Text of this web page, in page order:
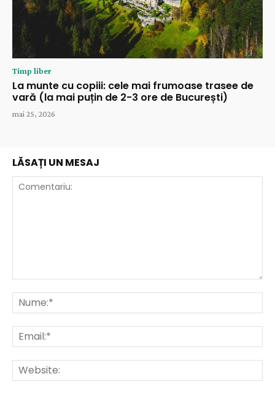
Timp liber
La munte cu copiii: cele mai frumoase trasee de
vară (la mai puțin de 2-3 ore de București)
mai 25, 2026
LĂSAȚI UN MESAJ